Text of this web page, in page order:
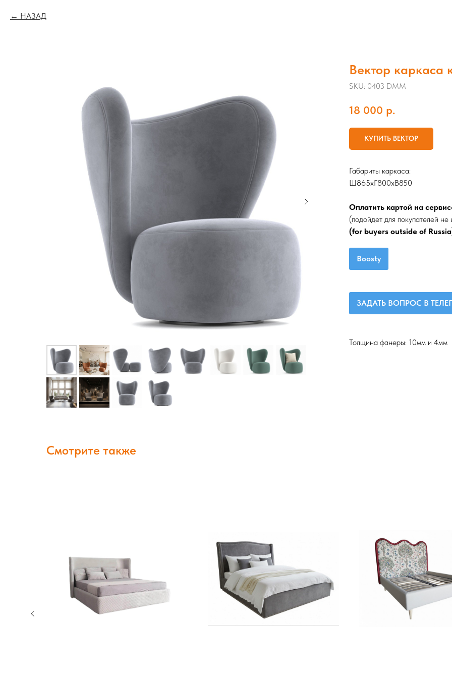
НАЗАД
Вектор каркаса
SKU: 0403 DMM
18 000 р.
КУПИТЬ ВЕКТОР
Габариты каркаса:
Ш865хГ800хВ850
Оплатить картой на
(подойдет для покупателей не
(for buyers outside of
Boosty
ЗАДАТЬ ВОПРОС В
Толщина фанеры: 10мм и 4мм
Смотрите также